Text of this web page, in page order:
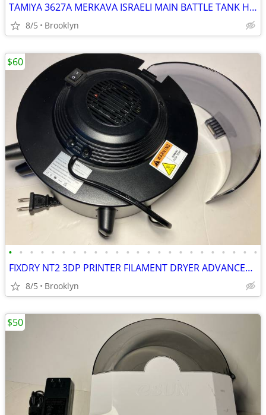
TAMIYA 3627A MERKAVA ISRAELI MAIN BATTLE TANK HIGH DETAIL SCALE MODEL
8/5 Brooklyn
• • • • • • • • • • • • • • • • • • • • • • • •
FIXDRY NT2 3DP PRINTER FILAMENT DRYER ADVANCED MOISTURE CONTROL SYSTEM
8/5 Brooklyn
$60
$50